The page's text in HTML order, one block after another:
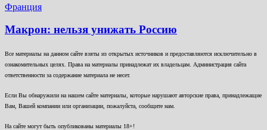
Франция
Макрон: нельзя унижать Россию
Все материалы на данном сайте взяты из открытых источников и предоставляются исключительно в
ознакомительных целях. Права на материалы принадлежат их владельцам. Администрация сайта
ответственности за содержание материала не несет.
Если Вы обнаружили на нашем сайте материалы, которые нарушают авторские права, принадлежащие
Вам, Вашей компании или организации, пожалуйста, сообщите нам.
На сайте могут быть опубликованы материалы 18+!